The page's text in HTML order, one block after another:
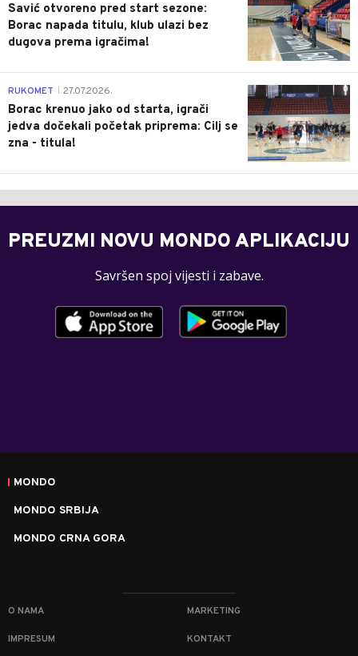
Savić otvoreno pred start sezone:
Borac napada titulu, klub ulazi bez
dugova prema igračima!
0
RUKOMET 27.07.2026.
Borac krenuo jako od starta, igrači
jedva dočekali početak priprema: Cilj se
zna - titula!
PREUZMI NOVU MONDO APLIKACIJU
Savršen spoj vijesti i zabave.
MONDO
MONDO SRBIJA
MONDO CRNA GORA
O NAMA MARKETING
IMPRESUM KONTAKT